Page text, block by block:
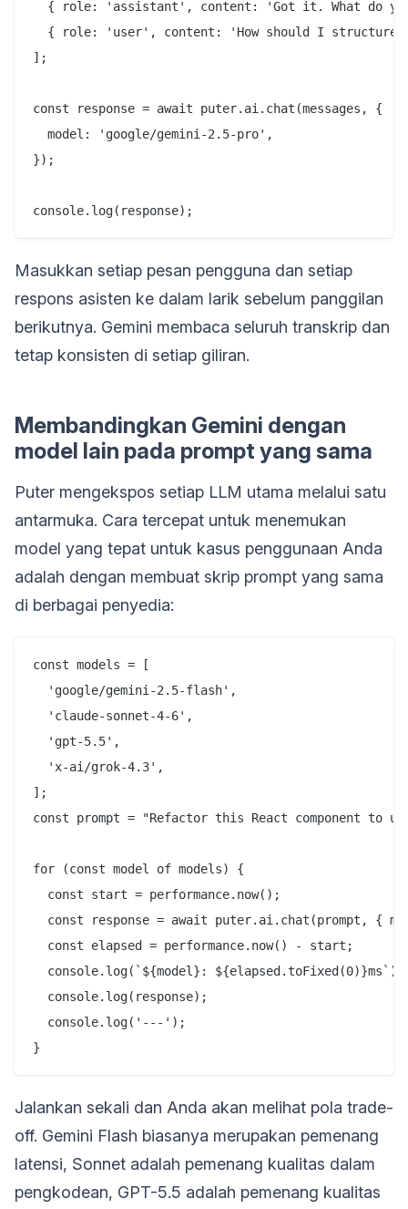
{ role: 'assistant', content: 'Got it. What do
{ role: 'user', content: 'How should I structure
];
const response = await puter.ai.chat(messages, {
  model: 'google/gemini-2.5-pro',
});
Masukkan setiap pesan pengguna dan setiap
respons asisten ke dalam larik sebelum panggilan
berikutnya. Gemini membaca seluruh transkrip dan
tetap konsisten di setiap giliran.
Membandingkan Gemini dengan
model lain pada prompt yang sama
Puter mengekspos setiap LLM utama melalui satu
antarmuka. Cara tercepat untuk menemukan
model yang tepat untuk kasus penggunaan Anda
adalah dengan membuat skrip prompt yang sama
di berbagai penyedia:
const models = [
  'google/gemini-2.5-flash',
  'claude-sonnet-4-6',
  'gpt-5.5',
  'x-ai/grok-4.3',
];
const prompt = "Refactor this React component to
for (const model of models) {
  const start = performance.now();
const response = await puter.ai.chat(prompt, {
  const elapsed = performance.now() - start;
  console.log(`${model}: ${elapsed.toFixed(0)}ms`);
  console.log(response);
  console.log('---');
Jalankan sekali dan Anda akan melihat pola trade-
off. Gemini Flash biasanya merupakan pemenang
latensi, Sonnet adalah pemenang kualitas dalam
pengkodean, GPT-5.5 adalah pemenang kualitas